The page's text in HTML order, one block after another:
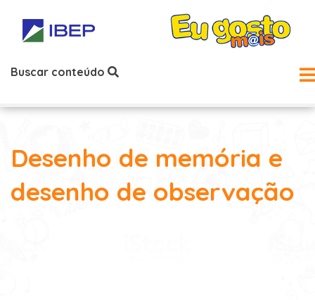
Buscar conteúdo
Desenho de memória e
desenho de observação